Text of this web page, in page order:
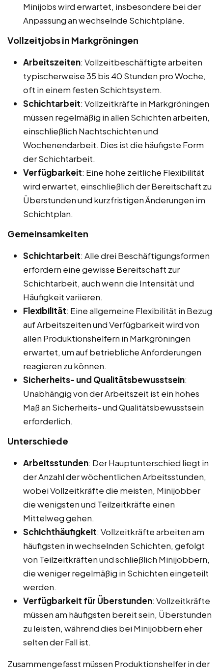
Minijobs wird erwartet, insbesondere bei der
Anpassung an wechselnde Schichtpläne.
Vollzeitjobs in Markgröningen
Arbeitszeiten: Vollzeitbeschäftigte arbeiten
typischerweise 35 bis 40 Stunden pro Woche,
oft in einem festen Schichtsystem.
Schichtarbeit: Vollzeitkräfte in Markgröningen
müssen regelmäßig in allen Schichten arbeiten,
einschließlich Nachtschichten und
Wochenendarbeit. Dies ist die häufigste Form
der Schichtarbeit.
Verfügbarkeit: Eine hohe zeitliche Flexibilität
wird erwartet, einschließlich der Bereitschaft zu
Überstunden und kurzfristigen Änderungen im
Schichtplan.
Gemeinsamkeiten
Schichtarbeit: Alle drei Beschäftigungsformen
erfordern eine gewisse Bereitschaft zur
Schichtarbeit, auch wenn die Intensität und
Häufigkeit variieren.
Flexibilität: Eine allgemeine Flexibilität in Bezug
auf Arbeitszeiten und Verfügbarkeit wird von
allen Produktionshelfern in Markgröningen
erwartet, um auf betriebliche Anforderungen
reagieren zu können.
Sicherheits- und Qualitätsbewusstsein:
Unabhängig von der Arbeitszeit ist ein hohes
Maß an Sicherheits- und Qualitätsbewusstsein
erforderlich.
Unterschiede
Arbeitsstunden: Der Hauptunterschied liegt in
der Anzahl der wöchentlichen Arbeitsstunden,
wobei Vollzeitkräfte die meisten, Minijobber
die wenigsten und Teilzeitkräfte einen
Mittelweg gehen.
Schichthäufigkeit: Vollzeitkräfte arbeiten am
häufigsten in wechselnden Schichten, gefolgt
von Teilzeitkräften und schließlich Minijobbern,
die weniger regelmäßig in Schichten eingeteilt
werden.
Verfügbarkeit für Überstunden: Vollzeitkräfte
müssen am häufigsten bereit sein, Überstunden
zu leisten, während dies bei Minijobbern eher
selten der Fall ist.
Zusammengefasst müssen Produktionshelfer in der